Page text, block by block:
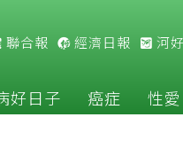
聯合報 經濟日報 河
好日子 癌症 性愛